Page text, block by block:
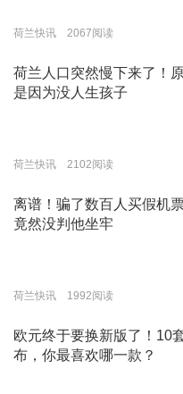
荷兰快讯 2067阅读
荷兰人口突然慢下来了！
是因为没人生孩子
荷兰快讯 2102阅读
离谱！骗了数百人买假机
竟然没判他坐牢
荷兰快讯 1992阅读
欧元终于要换新版了！10
布，你最喜欢哪一款？